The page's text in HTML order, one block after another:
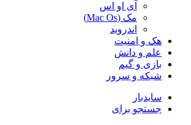
آی او اس
مک (Mac Os)
اندروید
هک و امنیت
علم و دانش
بازی و گیم
شبکه و سرور
سایدبار
جستجو برای